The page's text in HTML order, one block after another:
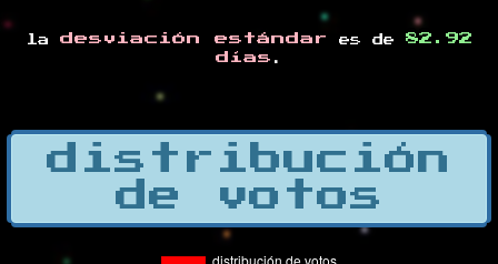
la desviación estándar es de 82.92
días .
distribución
de votos